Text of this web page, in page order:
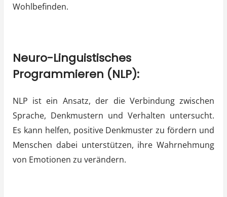
Wohlbefinden.
Neuro-Linguistisches
Programmieren (NLP):
NLP ist ein Ansatz, der die Verbindung zwischen
Sprache, Denkmustern und Verhalten untersucht.
Es kann helfen, positive Denkmuster zu fördern und
Menschen dabei unterstützen, ihre Wahrnehmung
von Emotionen zu verändern.